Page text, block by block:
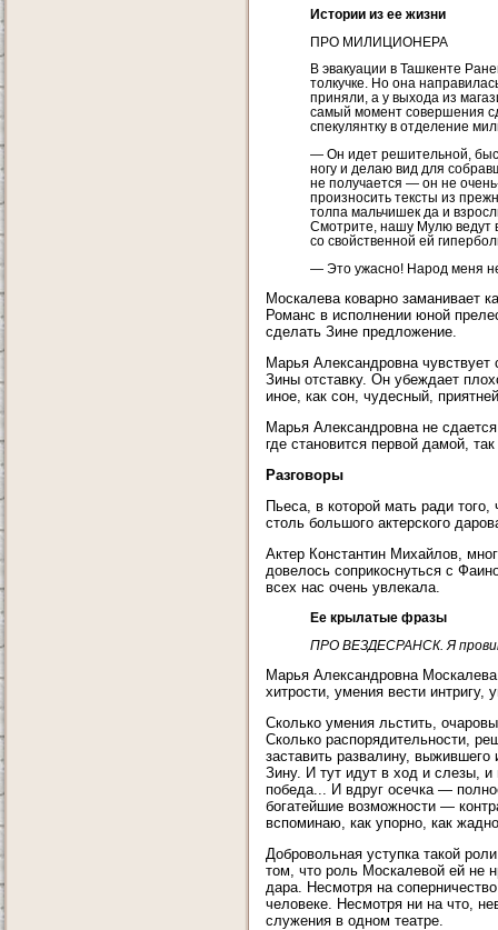
Истории из ее жизни
ПРО МИЛИЦИОНЕРА
В эвакуации в Ташкенте
толкучке. Но она
приняли, а у выхода из
самый момент совершения
спекулянтку в отделение
— Он идет решительной,
ногу и делаю вид для
не получается — он не
произносить тексты из
толпа мальчишек да и
Смотрите, нашу Мулю ведут
со свойственной ей
— Это ужасно! Народ меня
Москалева коварно заманивает
Романс в исполнении юной
сделать Зине предложение.
Марья Александровна чувствует
Зины отставку. Он убеждает
иное, как сон, чудесный,
Марья Александровна не
где становится первой дамой,
Разговоры
Пьеса, в которой мать ради
столь большого актерского
Актер Константин Михайлов,
довелось соприкоснуться с
всех нас очень увлекала.
Ее крылатые фразы
ПРО ВЕЗДЕСРАНСК. Я
Марья Александровна
хитрости, умения вести
Сколько умения льстить,
Сколько распорядительности,
заставить развалину,
Зину. И тут идут в ход и слезы,
победа... И вдруг осечка —
богатейшие возможности —
вспоминаю, как упорно, как
Добровольная уступка такой
том, что роль Москалевой ей не
дара. Несмотря на
человеке. Несмотря ни на что,
служения в одном театре.